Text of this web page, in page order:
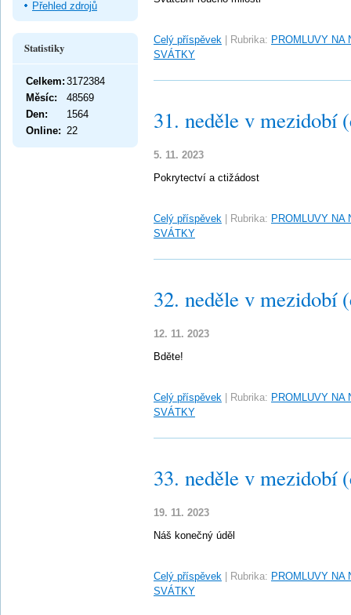
Celý příspěvek Rubrika: PROMLUVY NA
SVÁTKY
31. neděle v mezidobí
5. 11. 2023
Pokrytectví a ctižádost
Celý příspěvek Rubrika: PROMLUVY NA
SVÁTKY
32. neděle v mezidobí
12. 11. 2023
Bděte!
Celý příspěvek Rubrika: PROMLUVY NA
SVÁTKY
33. neděle v mezidobí
19. 11. 2023
Náš konečný úděl
Celý příspěvek Rubrika: PROMLUVY NA
SVÁTKY
Přehled zdrojů
Statistiky
Online: 22
Celkem: 3172384
Měsíc:
48569
Den:
1564